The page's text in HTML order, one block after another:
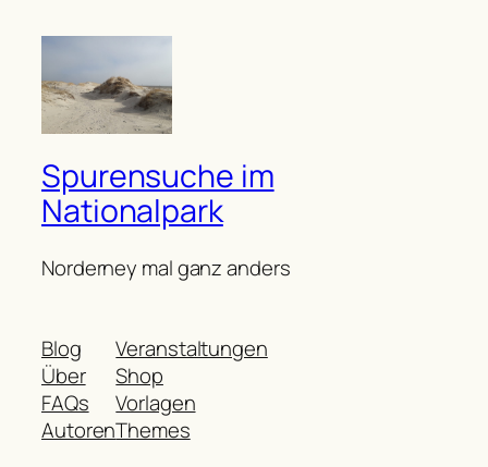
Spurensuche im
Nationalpark
Norderney mal ganz anders
Blog
Über
FAQs
Autoren
Veranstaltungen
Shop
Vorlagen
Themes